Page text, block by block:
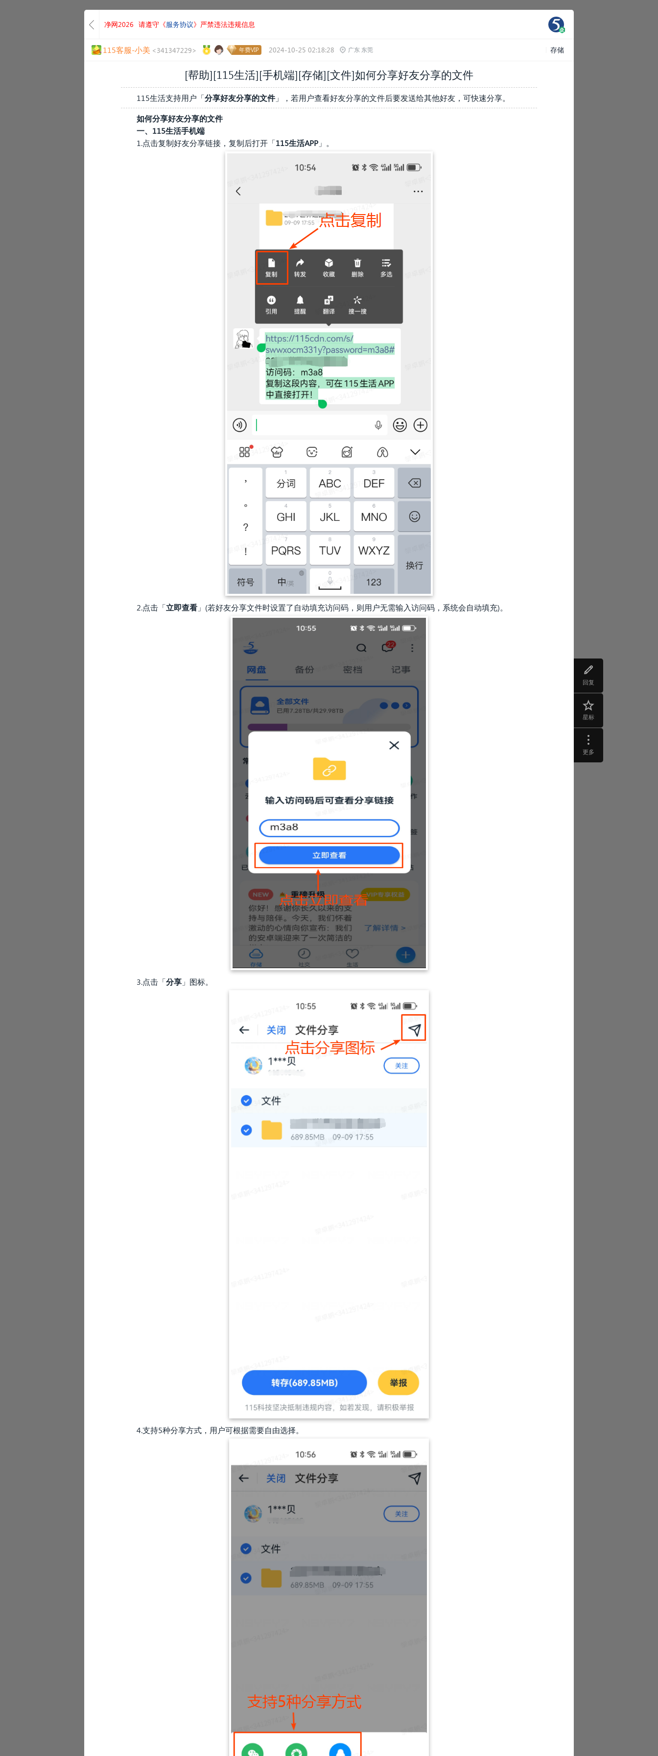
回复
星标
更多
净网2026 请遵守《服务协议》严禁违法违规信息
115客服-小美 <341347229> 年费VIP 2024-10-25 02:18:28 广东 东莞 存储
[帮助][115生活][手机端][存储][文件]如何分享好友分享的文件
115生活支持用户「分享好友分享的文件」，若用户查看好友分享的文件后要发送给其他好友，可快速分享。
如何分享好友分享的文件
一、115生活手机端
1.点击复制好友分享链接，复制后打开「115生活APP 」。
2.点击「立即查看 」(若好友分享文件时设置了自动填充访问码，则用户无需输入访问码，系统会自动填充)。
3.点击「分享 」图标。
4.支持5种分享方式，用户可根据需要自由选择。